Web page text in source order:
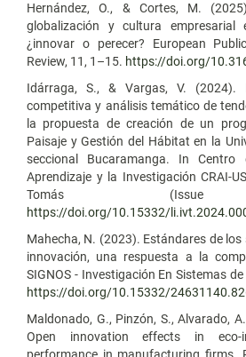
Hernández, O., & Cortes, M.
globalización y cultura empresarial
¿innovar o perecer? European
Review, 11, 1–15. https://doi.org/
Idárraga, S., & Vargas, V. (2024).
competitiva y análisis temático de
la propuesta de creación de un
Paisaje y Gestión del Hábitat en la
seccional Bucaramanga. In Centro
Aprendizaje y la Investigación CRAI-
Tomás (Issue
https://doi.org/10.15332/
Mahecha, N. (2023). Estándares de
innovación, una respuesta a la
SIGNOS - Investigación En Sistemas
https://doi.org/10.15332/
Maldonado, G., Pinzón, S., Alvarado,
Open innovation effects in eco-